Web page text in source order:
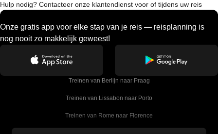
Hulp nodig? Contacteer onze klantendienst voor of tijdens uw reis
Onze gratis app voor elke stap van je reis — reisplanning is
nog nooit zo makkelijk geweest!
Treinen van Berlijn naar Praag
Treinen van Lissabon naar Porto
Treinen van Rome naar Florence